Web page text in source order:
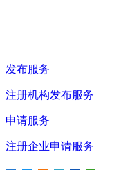
发布服务
注册机构发布服务
申请服务
注册企业申请服务